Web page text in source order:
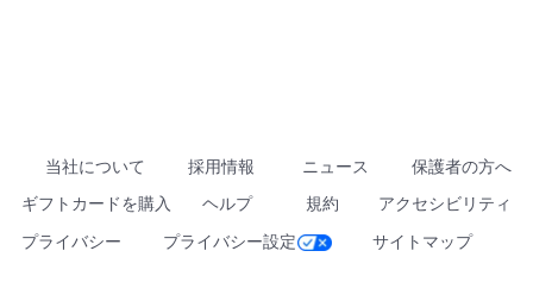
当社について 採用情報 ニュース
保護者の方へ
ギフトカードを購入
ヘルプ 規約
アクセシビリティ
プライバシー
プライバシー設定 サイトマップ